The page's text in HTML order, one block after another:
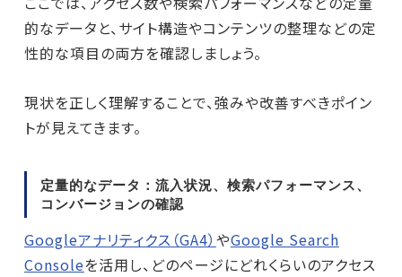
的なデータと、サイト構造やコンテンツの整理などの定
性的な項目の両方を確認しましょう。
現状を正しく理解することで、強みや改善すべきポイン
トが見えてきます。
定量的なデータ：流入状況、検索パフォーマンス、
コンバージョンの確認
Googleアナリティクス（GA4） やGoogle Search
Consoleを活用し、どのページにどれくらいのアクセス